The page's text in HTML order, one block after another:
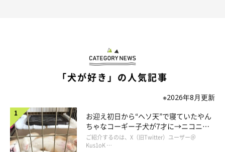
「犬が好き」の人気記事
※2026年8月更新
お迎え初日から“ヘソ天”で寝ていたやん
ちゃなコーギー子犬が7才に→ニコニ
コ“コーギースマイル”が魅力のコに成
長！
ご紹介するのは、X（旧Twitter）ユーザー＠
Kus1oK …